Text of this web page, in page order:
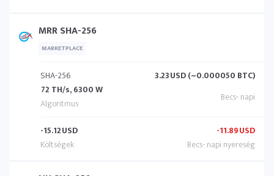
MRR SHA-256
MARKETPLACE
SHA-256
72 TH/s, 6300 W
3.23USD (~0.000050 BTC)
-15.12USD -11.89USD